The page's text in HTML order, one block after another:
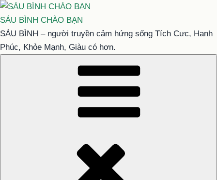
Chuyển
đến
phần
nội
SÁU BÌNH CHÀO BẠN
SÁU BÌNH – người truyền cảm hứng sống Tích Cực, Hạnh
Phúc, Khỏe Mạnh, Giàu có hơn.